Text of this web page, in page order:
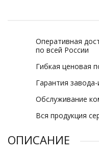
Оперативная
по всей России
Гибкая ценовая
Гарантия
Обслуживание
Вся продукция
ОПИСАНИЕ